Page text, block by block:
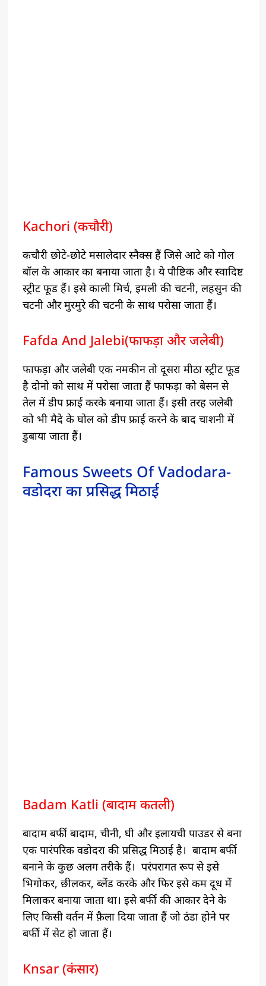
Kachori (कचौरी)
कचौरी छोटे-छोटे मसालेदार स्नैक्स हैं जिसे आटे को गोल
बॉल के आकार का बनाया जाता है। ये पौष्टिक और स्वादिष्ट
स्ट्रीट फूड हैं। इसे काली मिर्च, इमली की चटनी, लहसुन की
चटनी और मुरमुरे की चटनी के साथ परोसा जाता हैं।
Fafda And Jalebi(फाफड़ा और जलेबी)
फाफड़ा और जलेबी एक नमकीन तो दूसरा मीठा स्ट्रीट फूड
है दोनो को साथ में परोसा जाता हैं फाफड़ा को बेसन से
तेल में डीप फ्राई करके बनाया जाता हैं। इसी तरह जलेबी
को भी मैदे के घोल को डीप फ्राई करने के बाद चाशनी में
डुबाया जाता हैं।
Famous Sweets Of Vadodara-
वडोदरा का प्रसिद्ध मिठाई
Badam Katli (बादाम कतली)
बादाम बर्फी बादाम, चीनी, घी और इलायची पाउडर से बना
एक पारंपरिक वडोदरा की प्रसिद्ध मिठाई है। बादाम बर्फी
बनाने के कुछ अलग तरीके हैं। परंपरागत रूप से इसे
भिगोकर, छीलकर, ब्लेंड करके और फिर इसे कम दूध में
मिलाकर बनाया जाता था। इसे बर्फी की आकार देने के
लिए किसी वर्तन में फ़ैला दिया जाता हैं जो ठंडा होने पर
बर्फी में सेट हो जाता हैं।
Knsar (कंसार)